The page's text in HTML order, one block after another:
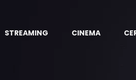
STREAMING CINEMA